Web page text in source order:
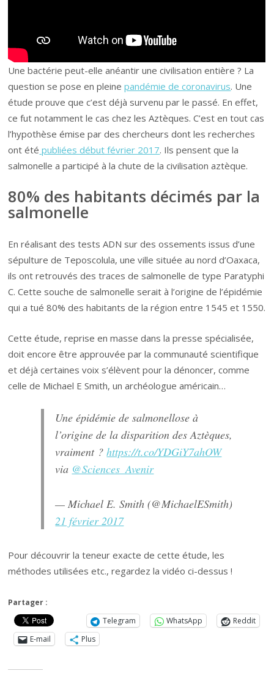
Une bactérie peut-elle anéantir une civilisation entière ? La
question se pose en pleinepandémie de coronavirus. Une
étude prouve que c’est déjà survenu par le passé. En effet,
ce fut notamment le cas chez les Aztèques. C’est en tout cas
l’hypothèse émise par des chercheurs dont les recherches
ont été publiées début février 2017. Ils pensent que la
salmonelle a participé à la chute de la civilisation aztèque.
80% des habitants décimés par la
salmonelle
En réalisant des tests ADN sur des ossements issus d’une
sépulture de Teposcolula, une ville située au nord d’Oaxaca,
ils ont retrouvés des traces de salmonelle de type Paratyphi
C. Cette souche de salmonelle serait à l’origine de l’épidémie
qui a tué 80% des habitants de la région entre 1545 et 1550.
Cette étude, reprise en masse dans la presse spécialisée,
doit encore être approuvée par la communauté scientifique
et déjà certaines voix s’élèvent pour la dénoncer, comme
celle de Michael E Smith, un archéologue américain…
Une épidémie de salmonellose à
l’origine de la disparition des Aztèques,
vraiment ?https://t.co/YDGiY7ahOW
via @Sciences_Avenir
— Michael E. Smith (@MichaelESmith)
21 février 2017
Pour découvrir la teneur exacte de cette étude, les
méthodes utilisées etc., regardez la vidéo ci-dessus !
Partager :
Telegram
WhatsApp
Reddit
E-mail
Plus